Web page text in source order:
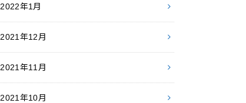
2022年1月
2021年12月
2021年11月
2021年10月